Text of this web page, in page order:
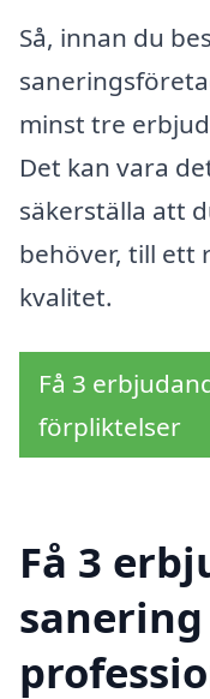
Så, innan du
minst tre
Det kan vara
säkerställa att
behöver, till ett
kvalitet.
Få 3
förpliktelser
Få 3